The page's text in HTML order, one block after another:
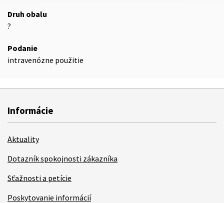
Druh obalu
?
Podanie
intravenózne použitie
Informácie
Aktuality
Dotazník spokojnosti zákazníka
Sťažnosti a petície
Poskytovanie informácií